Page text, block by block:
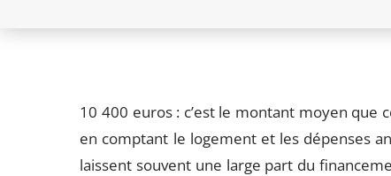
10 400 euros : c’est le montant moyen que
en comptant le logement et les dépenses
laissent souvent une large part du